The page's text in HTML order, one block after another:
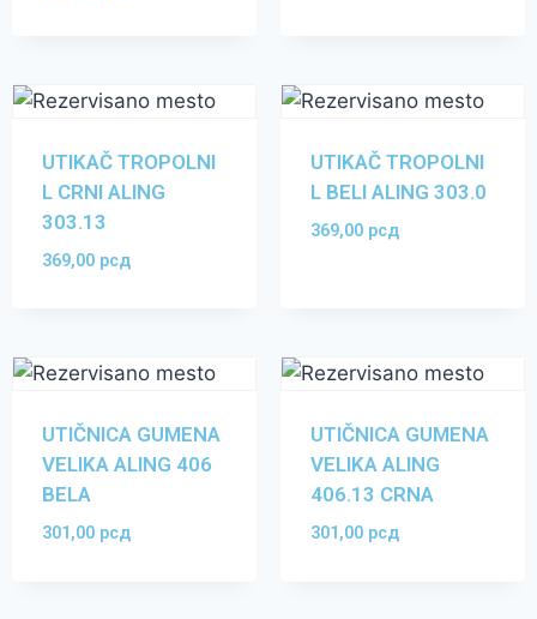
UTIKAČ TROPOLNI
L CRNI ALING
303.13
369,00 рсд
UTIKAČ TROPOLNI
L BELI ALING 303.0
369,00 рсд
UTIČNICA GUMENA
VELIKA ALING 406
BELA
301,00 рсд
UTIČNICA GUMENA
VELIKA ALING
406.13 CRNA
301,00 рсд